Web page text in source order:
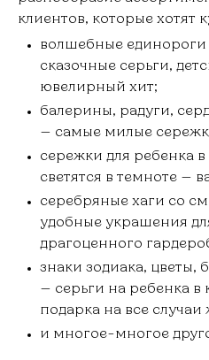
клиентов, которые хотят
волшебные
сказочные серьги,
ювелирный хит;
балерины, радуги,
— самые милые
сережки для ребенка
светятся в темноте —
серебряные хаги со
удобные украшения
драгоценного
знаки зодиака, цветы,
— серьги на ребенка в
подарка на все
и многое-многое